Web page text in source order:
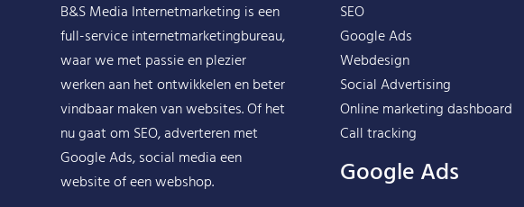
B&S Media Internetmarketing is een
full-service internetmarketingbureau,
waar we met passie en plezier
werken aan het ontwikkelen en beter
vindbaar maken van websites. Of het
nu gaat om SEO, adverteren met
Google Ads, social media een
website of een webshop.
SEO
Google Ads
Webdesign
Social Advertising
Online marketing dashboard
Call tracking
Google Ads